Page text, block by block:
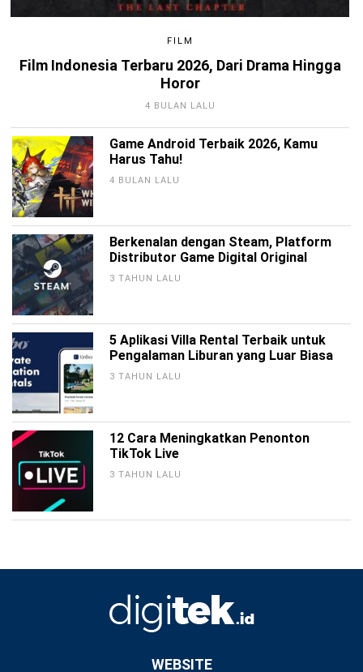
FILM
Film Indonesia Terbaru 2026, Dari Drama Hingga
Horor
4 BULAN LALU
Game Android Terbaik 2026, Kamu
Harus Tahu!
4 BULAN LALU
Berkenalan dengan Steam, Platform
Distributor Game Digital Original
3 TAHUN LALU
5 Aplikasi Villa Rental Terbaik untuk
Pengalaman Liburan yang Luar Biasa
3 TAHUN LALU
12 Cara Meningkatkan Penonton
TikTok Live
3 TAHUN LALU
WEBSITE